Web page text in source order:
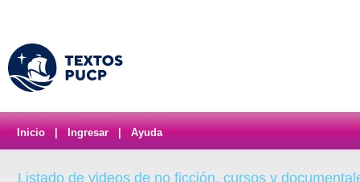
Inicio Ingresar Ayuda
Listado de videos de no ficción, cursos y